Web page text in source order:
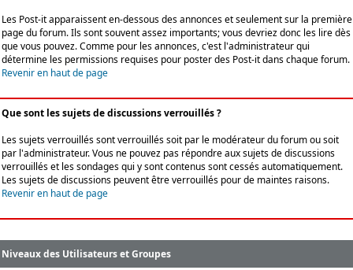
Les Post-it apparaissent en-dessous des annonces et seulement sur la première
page du forum. Ils sont souvent assez importants; vous devriez donc les lire dès
que vous pouvez. Comme pour les annonces, c'est l'administrateur qui
détermine les permissions requises pour poster des Post-it dans chaque forum.
Revenir en haut de page
Que sont les sujets de discussions verrouillés ?
Les sujets verrouillés sont verrouillés soit par le modérateur du forum ou soit
par l'administrateur. Vous ne pouvez pas répondre aux sujets de discussions
verrouillés et les sondages qui y sont contenus sont cessés automatiquement.
Les sujets de discussions peuvent être verrouillés pour de maintes raisons.
Revenir en haut de page
Niveaux des Utilisateurs et Groupes